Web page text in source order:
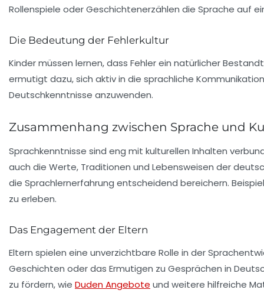
Rollenspiele oder Geschichtenerzählen die Sprache auf
Die Bedeutung der Fehlerkultur
Kinder müssen lernen, dass Fehler ein natürlicher
ermutigt dazu, sich aktiv in die sprachliche
Deutschkenntnisse anzuwenden.
Zusammenhang zwischen Sprache und
Sprachkenntnisse sind eng mit kulturellen Inhalten
auch die Werte, Traditionen und Lebensweisen der
die Sprachlernerfahrung entscheidend bereichern.
zu erleben.
Das Engagement der Eltern
Eltern spielen eine unverzichtbare Rolle in der
Geschichten oder das Ermutigen zu Gesprächen in
zu fördern, wie Duden Angebote und weitere hilfreiche